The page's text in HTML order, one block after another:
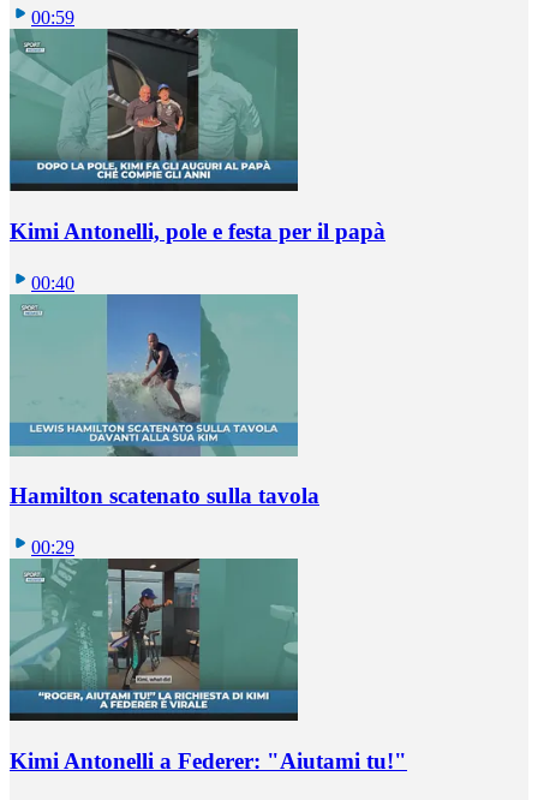
00:59
Kimi Antonelli, pole e festa per il papà
00:40
Hamilton scatenato sulla tavola
00:29
Kimi Antonelli a Federer: "Aiutami tu!"